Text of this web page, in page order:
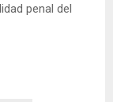
penal del